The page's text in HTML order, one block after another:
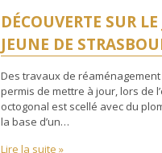
DÉCOUVERTE SUR
JEUNE DE
Des travaux de
permis de mettre à jour, lors de
octogonal est scellé avec du
la base d’un…
Lire la suite »